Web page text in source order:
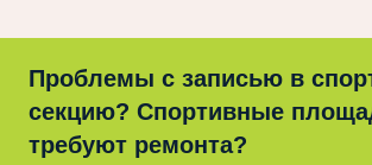
Проблемы с записью в
секцию? Спортивные
требуют ремонта?